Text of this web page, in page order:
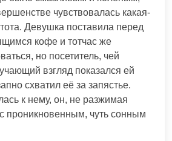
чувствовалась какая-
Девушка поставила перед
кофе и тотчас же
но посетитель, чей
взгляд показался ей
схватил её за запястье.
к нему, он, не разжимая
проникновенным, чуть сонным